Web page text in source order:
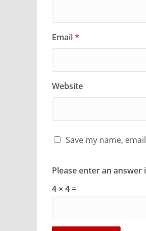
Email*
Website
Save my name,
Please enter an answer
4 × 4 =